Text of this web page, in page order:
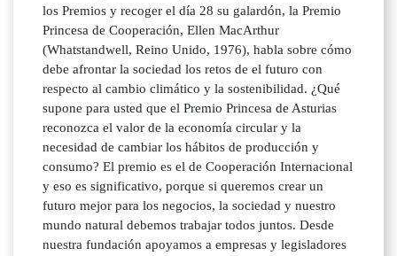
los Premios y recoger el día 28 su galardón, la Premio
Princesa de Cooperación, Ellen MacArthur
(Whatstandwell, Reino Unido, 1976), habla sobre cómo
debe afrontar la sociedad los retos de el futuro con
respecto al cambio climático y la sostenibilidad. ¿Qué
supone para usted que el Premio Princesa de Asturias
reconozca el valor de la economía circular y la
necesidad de cambiar los hábitos de producción y
consumo? El premio es el de Cooperación Internacional
y eso es significativo, porque si queremos crear un
futuro mejor para los negocios, la sociedad y nuestro
mundo natural debemos trabajar todos juntos. Desde
nuestra fundación apoyamos a empresas y legisladores